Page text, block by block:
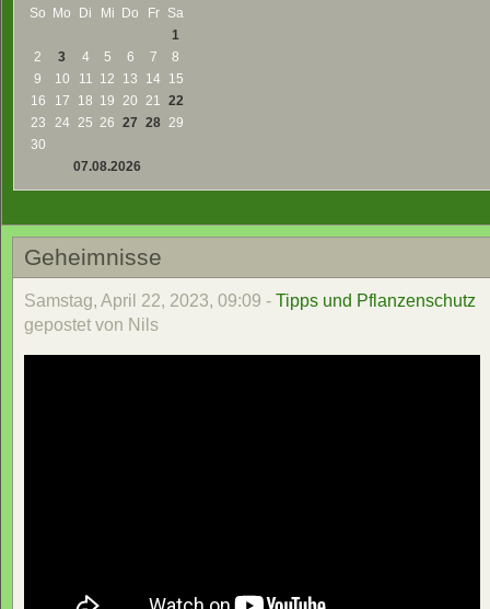
So Mo Di Mi Do Fr
Sa
1
2
3 4 5 6 7
8
9
10 11 12 13 14 15
16
17 18 19 20 21 22
23
24 25 26 27 28 29
30
07.08.2026
Geheimnisse
Samstag, April 22, 2023, 09:09 - Tipps und Pflanzenschutz
gepostet von Nils